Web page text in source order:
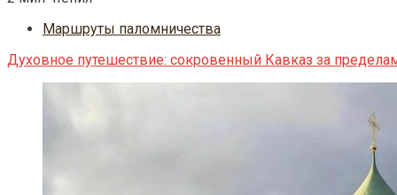
Маршруты паломничества
Духовное путешествие: сокровенный Кавказ за